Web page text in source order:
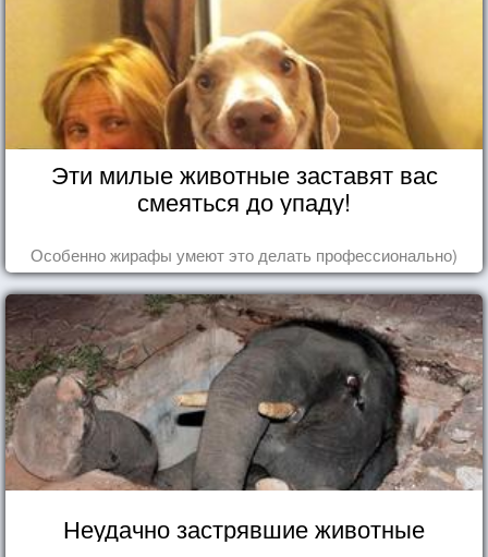
Эти милые животные заставят вас
смеяться до упаду!
Особенно жирафы умеют это делать профессионально)
Неудачно застрявшие животные